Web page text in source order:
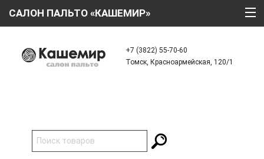
+7 (3822) 55-70-60
Томск, Красноармейская, 120/1
САЛОН ПАЛЬТО «КАШЕМИР»
О КОМПАНИИ
АКЦИИ